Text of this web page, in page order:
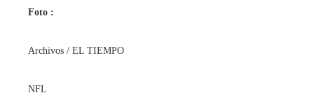
Foto :
Archivos / EL TIEMPO
NFL